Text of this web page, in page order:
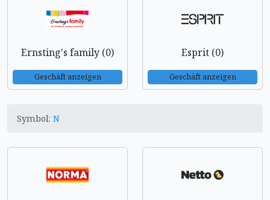
Ernsting's family (0)
Geschäft anzeigen
Esprit (0)
Geschäft anzeigen
Symbol: N